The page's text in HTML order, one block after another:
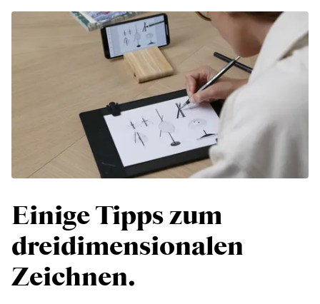
Einige Tipps zum
dreidimensionalen
Zeichnen.